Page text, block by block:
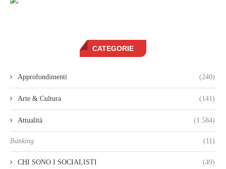
CATEGORIE
Approfondimenti (240)
Arte & Cultura (141)
Attualità (1.584)
Banking (11)
CHI SONO I SOCIALISTI (49)